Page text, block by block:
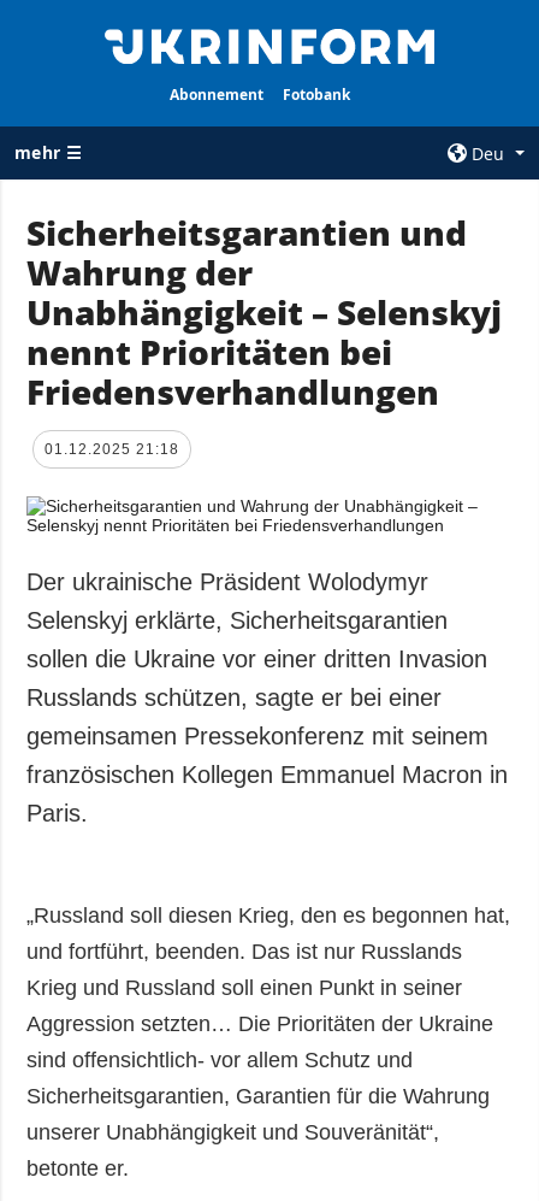
Abonnement Fotobank
mehr ☰
Deu
ALLE
RUBRIKEN
Krieg
Wiederaufbau
der Ukraine
Politik
Wirtschaft
Militär
Kultur
Sport
Kriminalität
Notstand und
Notfälle
Über uns
Kontakte
services
Politik zur
personenbezogener
Daten
ZUSÄTZLICH
Veröffentlichungen
Video
LEISTUNGEN
Sicherheitsgarantien und
Wahrung der
Unabhängigkeit – Selenskyj
nennt Prioritäten bei
Friedensverhandlungen
01.12.2025 21:18
Der ukrainische Präsident Wolodymyr
Selenskyj erklärte, Sicherheitsgarantien
sollen die Ukraine vor einer dritten Invasion
Russlands schützen, sagte er bei einer
gemeinsamen Pressekonferenz mit seinem
französischen Kollegen Emmanuel Macron in
Paris.
„Russland soll diesen Krieg, den es begonnen hat,
und fortführt, beenden. Das ist nur Russlands
Krieg und Russland soll einen Punkt in seiner
Aggression setzten… Die Prioritäten der Ukraine
sind offensichtlich- vor allem Schutz und
Sicherheitsgarantien, Garantien für die Wahrung
unserer Unabhängigkeit und Souveränität“,
betonte er.